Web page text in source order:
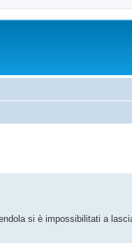
si è impossibilitati a